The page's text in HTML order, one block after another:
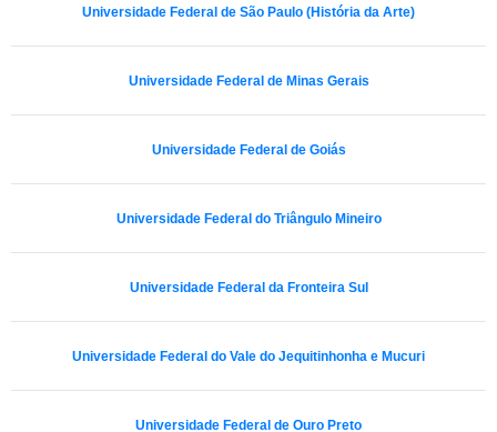
Universidade Federal de São Paulo (História da Arte)
Universidade Federal de Minas Gerais
Universidade Federal de Goiás
Universidade Federal do Triângulo Mineiro
Universidade Federal da Fronteira Sul
Universidade Federal do Vale do Jequitinhonha e Mucuri
Universidade Federal de Ouro Preto